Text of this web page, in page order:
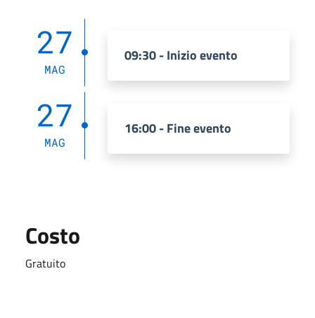
27
MAG
09:30 - Inizio evento
27
MAG
16:00 - Fine evento
Costo
Gratuito